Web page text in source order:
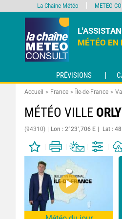
MÉTÉO EN
PRÉVISIONS
Accueil France Île-de-France
MÉTÉO VILLE ORLY
(94310) Lon : 2°23’,706 E Lat :
La Chaîne Météo METEO